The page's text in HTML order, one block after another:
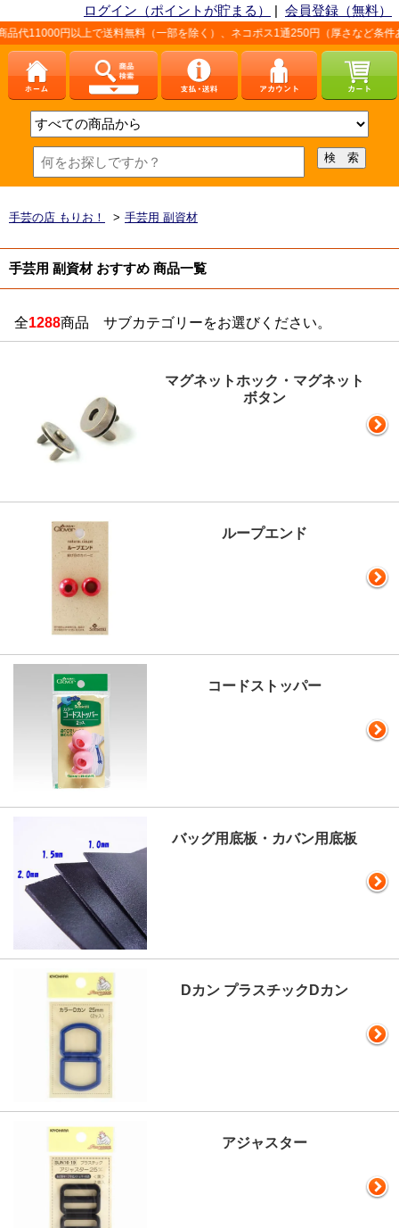
ログイン（ポイントが貯まる） | 会員登録（無料）
送料無料（一部を除く）、ネコポス1通250円（厚さなど条件あり）。詳しく
手芸の店 もりお！ > 手芸用 副資材
手芸用 副資材 おすすめ 商品一覧
全1288商品 サブカテゴリーをお選びください。
マグネットホック・マグネット
ボタン
ループエンド
コードストッパー
バッグ用底板・カバン用底板
Dカン プラスチックDカン
アジャスター